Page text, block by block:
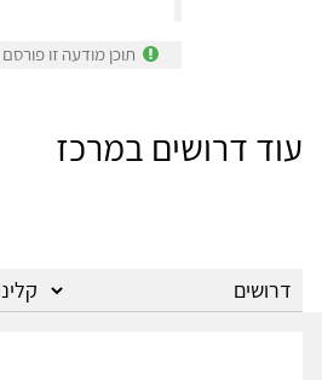
תוכן מודעה זו
עוד דרושים במרכז